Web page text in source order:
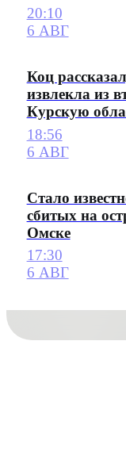
20:10
6 АВГ
Коц
извлекла из
Курскую
18:56
6 АВГ
Стало
сбитых на
Омске
17:30
6 АВГ